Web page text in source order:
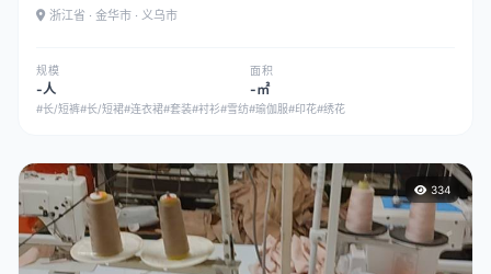
浙江省 · 金华市 · 义乌市
规模
-人
面积
-㎡
#长/短裤#长/短裙#连衣裙#套装#衬衫#雪纺#瑜伽服#印花#绣花
334